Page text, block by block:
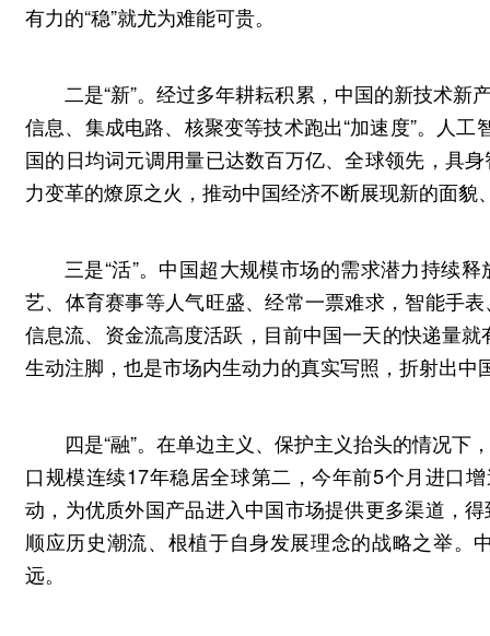
有力的“稳”就尤为难能可贵。
二是“新”。经过多年耕耘积累，中国的新技术
信息、集成电路、核聚变等技术跑出“加速度”。人
国的日均词元调用量已达数百万亿、全球领先，具
力变革的燎原之火，推动中国经济不断展现新的面貌
三是“活”。中国超大规模市场的需求潜力持续
艺、体育赛事等人气旺盛、经常一票难求，智能手
信息流、资金流高度活跃，目前中国一天的快递量
生动注脚，也是市场内生动力的真实写照，折射出中
四是“融”。在单边主义、保护主义抬头的情况
口规模连续17年稳居全球第二，今年前5个月进口
动，为优质外国产品进入中国市场提供更多渠道，
顺应历史潮流、根植于自身发展理念的战略之举
远。